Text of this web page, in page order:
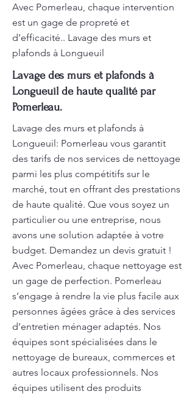
Avec Pomerleau, chaque intervention
est un gage de propreté et
d’efficacité.. Lavage des murs et
plafonds à Longueuil
Lavage des murs et plafonds à
Longueuil de haute qualité par
Pomerleau.
Lavage des murs et plafonds à
Longueuil: Pomerleau vous garantit
des tarifs de nos services de nettoyage
parmi les plus compétitifs sur le
marché, tout en offrant des prestations
de haute qualité. Que vous soyez un
particulier ou une entreprise, nous
avons une solution adaptée à votre
budget. Demandez un devis gratuit !
Avec Pomerleau, chaque nettoyage est
un gage de perfection. Pomerleau
s’engage à rendre la vie plus facile aux
personnes âgées grâce à des services
d’entretien ménager adaptés. Nos
équipes sont spécialisées dans le
nettoyage de bureaux, commerces et
autres locaux professionnels. Nos
équipes utilisent des produits